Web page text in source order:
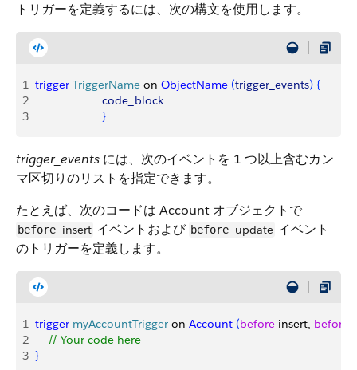
トリガーを定義するには、次の構文を使用します。
1 trigger TriggerName on ObjectName (trigger_events) {
2
                     code_block
3
}
trigger_events には、次のイベントを 1 つ以上含むカン
マ区切りのリストを指定できます。
たとえば、次のコードは Account オブジェクトで
before insert イベントおよび before update イベント
のトリガーを定義します。
1 trigger myAccountTrigger on Account (before insert, before
2
    // Your code here
3 }